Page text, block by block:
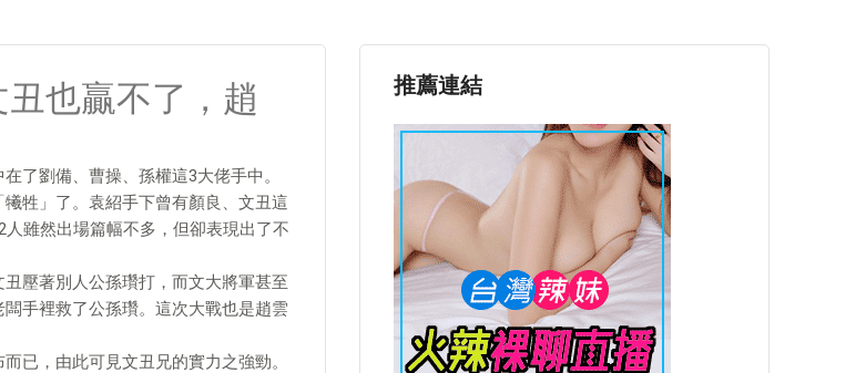
也贏不了，趙
了劉備、曹操、孫權這3大佬手中。
牲」了。袁紹手下曾有顏良、文丑這
雖然出場篇幅不多，但卻表現出了不
壓著別人公孫瓚打，而文大將軍甚至
手裡救了公孫瓚。這次大戰也是趙雲
已，由此可見文丑兄的實力之強勁。
推薦連結